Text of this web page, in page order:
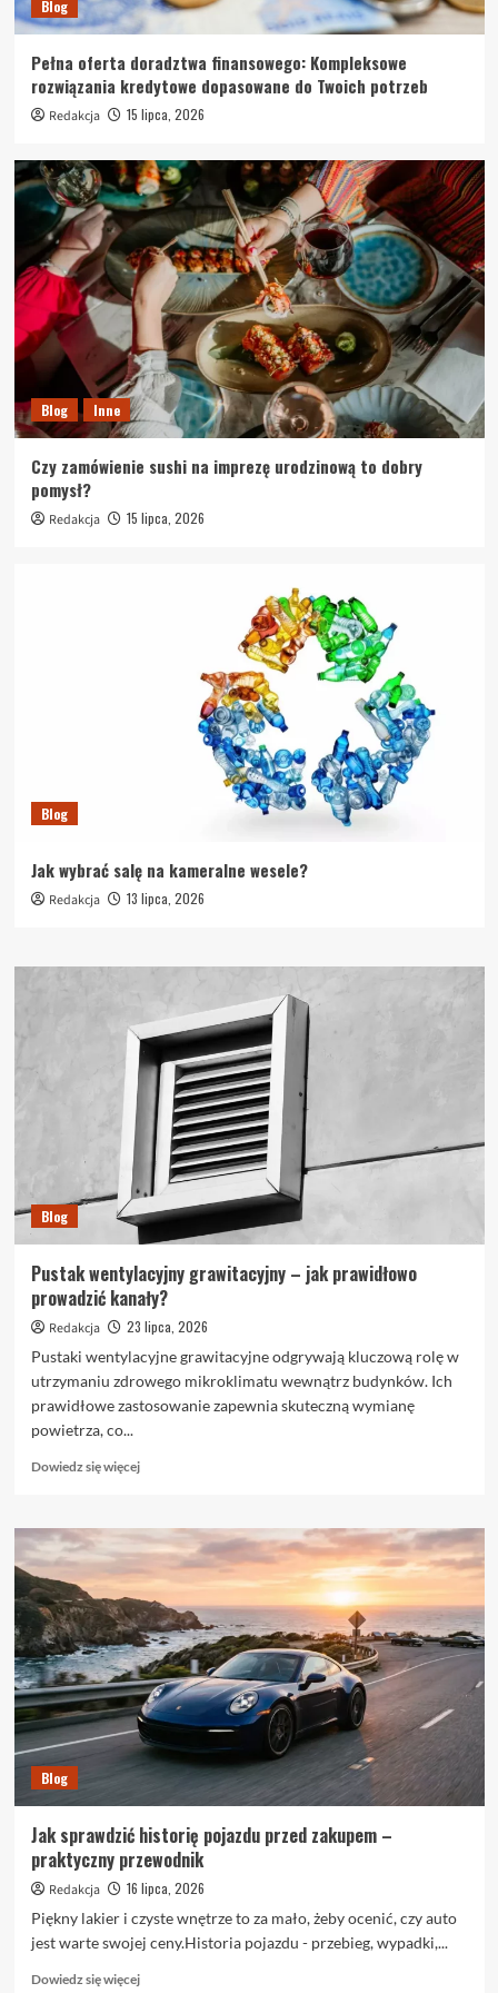
Blog
Pełna oferta doradztwa finansowego: Kompleksowe
rozwiązania kredytowe dopasowane do Twoich potrzeb
Redakcja 15 lipca, 2026
Blog Inne
Czy zamówienie sushi na imprezę urodzinową to dobry
pomysł?
Redakcja 15 lipca, 2026
Blog
Jak wybrać salę na kameralne wesele?
Redakcja 13 lipca, 2026
Blog
Pustak wentylacyjny grawitacyjny – jak prawidłowo
prowadzić kanały?
Redakcja
23 lipca, 2026
Pustaki wentylacyjne grawitacyjne odgrywają kluczową rolę w
utrzymaniu zdrowego mikroklimatu wewnątrz budynków. Ich
prawidłowe zastosowanie zapewnia skuteczną wymianę
powietrza, co...
Dowiedz się więcejDowiedz
o
Pustak
wentylacyjny
grawitacyjny
–
jak
prawidłowo
prowadzić
kanały?
Blog
Jak sprawdzić historię pojazdu przed zakupem –
praktyczny przewodnik
Redakcja
16 lipca, 2026
Piękny lakier i czyste wnętrze to za mało, żeby ocenić, czy auto
jest warte swojej ceny.Historia pojazdu - przebieg, wypadki,...
Dowiedz się więcejDowiedz